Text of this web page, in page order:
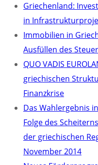
Griechenland:
in
Immobilien in
Ausfüllen des
QUO VADIS
griechischen
Finanzkrise
Das Wahlergebnis
Folge des
der griechischen
November 2014